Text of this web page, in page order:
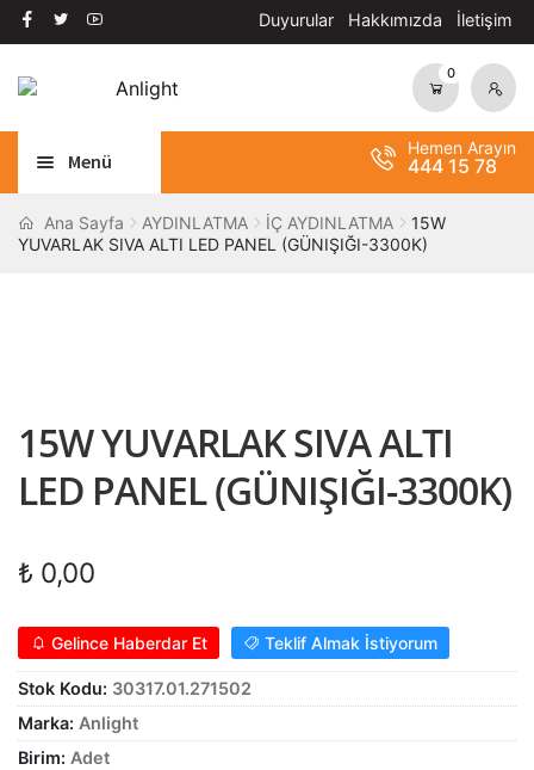
Duyurular Hakkımızda İletişim
Dolaşıma
İçeriğe
0
Menü
AYDINLATMA
BANT / YAPIŞTIRICILAR
ŞALT MALZEMELERİ
Alt
KABLO
SARF MALZEME
PANOLAR
Alt
ASPİRATÖRLER
Hemen Arayın
444 15 78
Ana Sayfa AYDINLATMA İÇ AYDINLATMA
15W
YUVARLAK SIVA ALTI LED PANEL (GÜNIŞIĞI-3300K)
15W YUVARLAK SIVA ALTI
LED PANEL (GÜNIŞIĞI-3300K)
₺ 0,00
Gelince Haberdar Et Teklif Almak İstiyorum
Stok Kodu: 30317.01.271502
Marka: Anlight
Birim: Adet